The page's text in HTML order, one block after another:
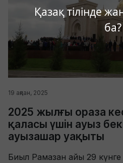
Қазақ тілінде
ба?
19 ақпан, 2025
2025 жылғы ораза
қаласы үшін ауыз
ауызашар уақыты
Биыл Рамазан айы 29